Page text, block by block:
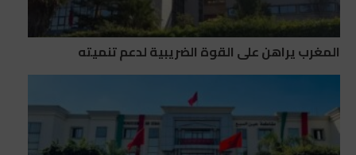
المغرب يراهن على القوة الضريبية لدعم تنميته